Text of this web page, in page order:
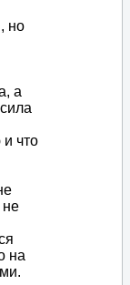
но
а
что
не
на